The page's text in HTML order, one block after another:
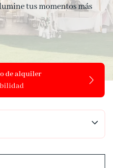
tus momentos más